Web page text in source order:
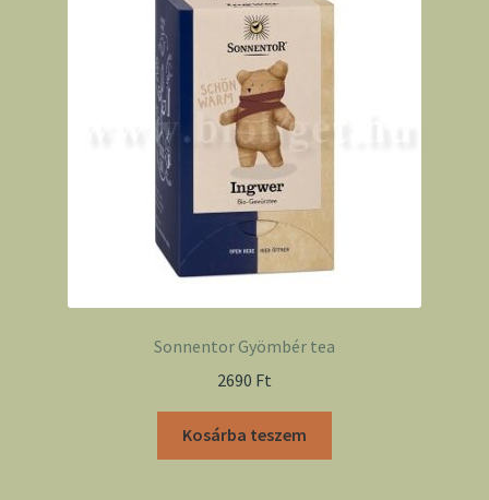
Sonnentor Gyömbér tea
2690 Ft
Kosárba teszem